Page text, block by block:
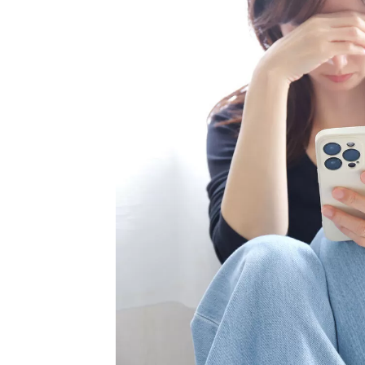
好きな相手を美化しすぎていない
目の前のことに集中する
誰かに話を聞いてもらう